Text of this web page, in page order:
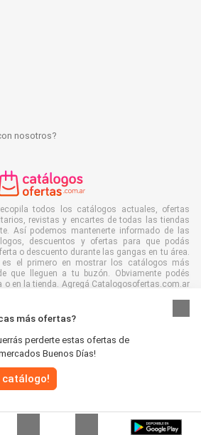
más ofertas?
perderte estas ofertas de
Buenos Días!
catálogo!
nosotros?
todos los catálogos actuales, ofertas
revistas y encartes de todas las tiendas
Así podemos mantenerte informado de las
descuentos y ofertas para que podás
o descuento durante las gangas en tu área.
el primero en mostrar los catálogos más
que lleguen a tu buzón. Obviamente podés
o en la tienda. Agregá Catalogosofertas.com.ar
el desperdicio de papel, lo cual es bueno para
© Catalogosofertas.com.ar 2026 |